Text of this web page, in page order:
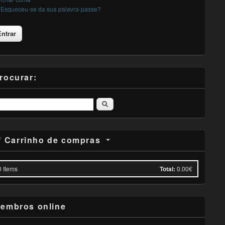
Esqueceu-se da sua palavra-passe?
Pesquisar
Carrinho de compras
Items Total: 0.00€
online